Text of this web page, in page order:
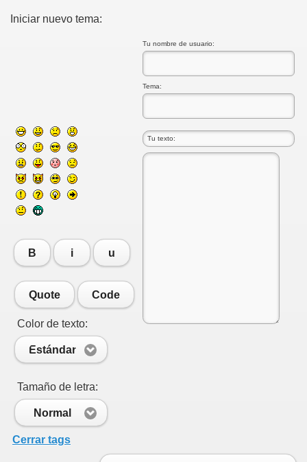
Iniciar nuevo tema:
Tu nombre de usuario:
Tema:
B i u
Quote Code
Color de texto:
Estándar
Tamaño de letra:
Normal
Cerrar tags